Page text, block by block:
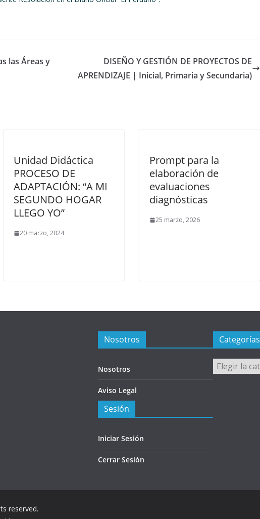
las Áreas y
DISEÑO Y GESTIÓN DE PROYECTOS DE
APRENDIZAJE | Inicial, Primaria y Secundaria)
Unidad Didáctica
PROCESO DE
ADAPTACIÓN: “A MI
SEGUNDO HOGAR
LLEGO YO”
20 marzo, 2024
Prompt para la
elaboración de
evaluaciones
diagnósticas
25 marzo, 2026
Nosotros
Nosotros
Aviso Legal
Sesión
Iniciar Sesión
Cerrar Sesión
Categorías
Categorías
reserved.